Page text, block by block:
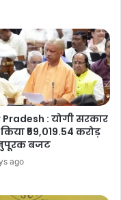
: योगी सरकार
₹59,019.54 करोड़
बजट
ago